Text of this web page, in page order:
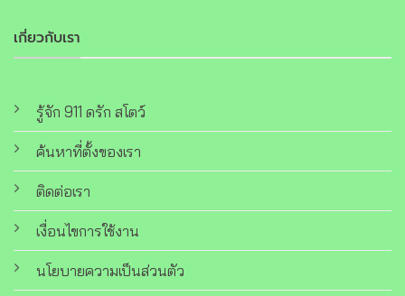
เกี่ยวกับเรา
รู้จัก 911 ดรัก สโตว์
ค้นหาที่ตั้งของเรา
ติดต่อเรา
เงื่อนไขการใช้งาน
นโยบายความเป็นส่วนตัว